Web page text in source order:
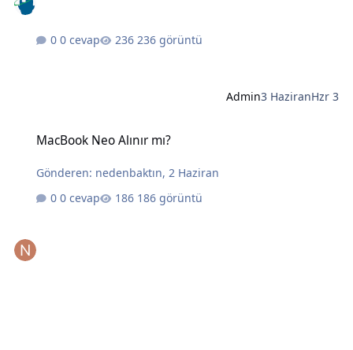
0 cevap 236 görüntü
Admin3 HaziranHzr 3
MacBook Neo Alınır mı?
Gönderen: nedenbaktın,2 Haziran
0 cevap
186 görüntü